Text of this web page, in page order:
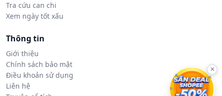
Tra cứu can chi
Xem ngày tốt xấu
Thông tin
Giới thiệu
Chính sách bảo mật
Điều khoản sử dụng
Liên hệ
×